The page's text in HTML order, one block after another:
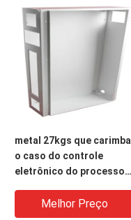
metal 27kgs que carimba
o caso do controle
eletrônico do processo
industrialMelhor Preço